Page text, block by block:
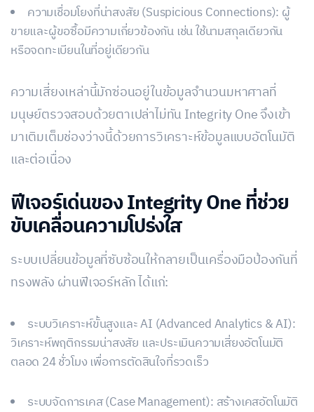
ความเชื่อมโยงที่น่าสงสัย (Suspicious Connections): ผู้
ขายและผู้ขอซื้อมีความเกี่ยวข้องกัน เช่น ใช้นามสกุลเดียวกัน
หรือจดทะเบียนในที่อยู่เดียวกัน
ความเสี่ยงเหล่านี้มักซ่อนอยู่ในข้อมูลจำนวนมหาศาลที่
มนุษย์ตรวจสอบด้วยตาเปล่าไม่ทัน Integrity One จึงเข้า
มาเติมเต็มช่องว่างนี้ด้วยการวิเคราะห์ข้อมูลแบบอัตโนมัติ
และต่อเนื่อง
ฟีเจอร์เด่นของ Integrity One ที่ช่วย
ขับเคลื่อนความโปร่งใส
ระบบเปลี่ยนข้อมูลที่ซับซ้อนให้กลายเป็นเครื่องมือป้องกันที่
ทรงพลัง ผ่านฟีเจอร์หลัก ได้แก่:
ระบบวิเคราะห์ขั้นสูงและ AI (Advanced Analytics & AI):
วิเคราะห์พฤติกรรมน่าสงสัย และประเมินความเสี่ยงอัตโนมัติ
ตลอด 24 ชั่วโมง เพื่อการตัดสินใจที่รวดเร็ว
ระบบจัดการเคส (Case Management): สร้างเคสอัตโนมัติ